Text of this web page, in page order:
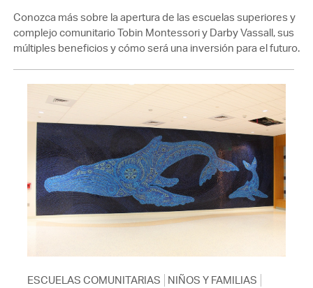
Conozca más sobre la apertura de las escuelas superiores y
complejo comunitario Tobin Montessori y Darby Vassall, sus
múltiples beneficios y cómo será una inversión para el futuro.
ESCUELAS COMUNITARIAS
NIÑOS Y FAMILIAS